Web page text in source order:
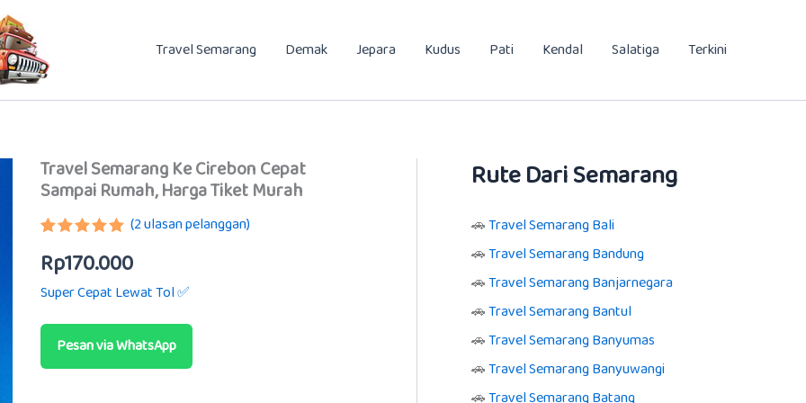
Travel Semarang Demak Jepara Kudus Pati Kendal Salatiga Terkini
Travel Semarang Ke Cirebon Cepat
Sampai Rumah, Harga Tiket Murah
5.00dari 5
berdasarkan
penilaian
pelanggan
(2ulasan pelanggan)
Rp170.000
Super Cepat Lewat Tol ✅
Pesan via WhatsApp
Rute Dari Semarang
🚗Travel Semarang Bali
🚗Travel Semarang Bandung
🚗Travel Semarang Banjarnegara
🚗Travel Semarang Bantul
🚗Travel Semarang Banyumas
🚗Travel Semarang Banyuwangi
🚗Travel Semarang Batang